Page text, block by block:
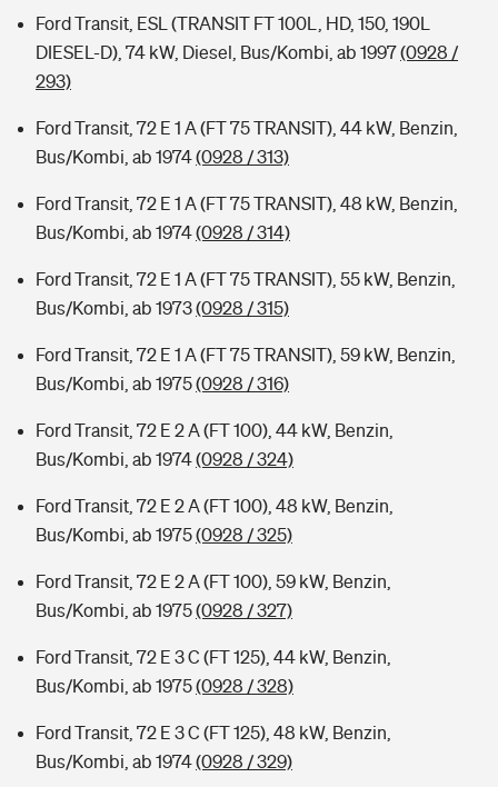
Ford Transit, ESL (TRANSIT FT 100L, HD, 150, 190L
DIESEL-D), 74 kW, Diesel, Bus/Kombi, ab 1997(0928 /
293)
Ford Transit, 72 E 1 A (FT 75 TRANSIT), 44 kW, Benzin,
Bus/Kombi, ab 1974(0928 / 313)
Ford Transit, 72 E 1 A (FT 75 TRANSIT), 48 kW, Benzin,
Bus/Kombi, ab 1974(0928 / 314)
Ford Transit, 72 E 1 A (FT 75 TRANSIT), 55 kW, Benzin,
Bus/Kombi, ab 1973(0928 / 315)
Ford Transit, 72 E 1 A (FT 75 TRANSIT), 59 kW, Benzin,
Bus/Kombi, ab 1975(0928 / 316)
Ford Transit, 72 E 2 A (FT 100), 44 kW, Benzin,
Bus/Kombi, ab 1974(0928 / 324)
Ford Transit, 72 E 2 A (FT 100), 48 kW, Benzin,
Bus/Kombi, ab 1975(0928 / 325)
Ford Transit, 72 E 2 A (FT 100), 59 kW, Benzin,
Bus/Kombi, ab 1975(0928 / 327)
Ford Transit, 72 E 3 C (FT 125), 44 kW, Benzin,
Bus/Kombi, ab 1975(0928 / 328)
Ford Transit, 72 E 3 C (FT 125), 48 kW, Benzin,
Bus/Kombi, ab 1974(0928 / 329)